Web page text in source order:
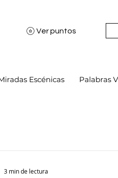
Ver puntos
Escénicas Palabras
3 min de lectura